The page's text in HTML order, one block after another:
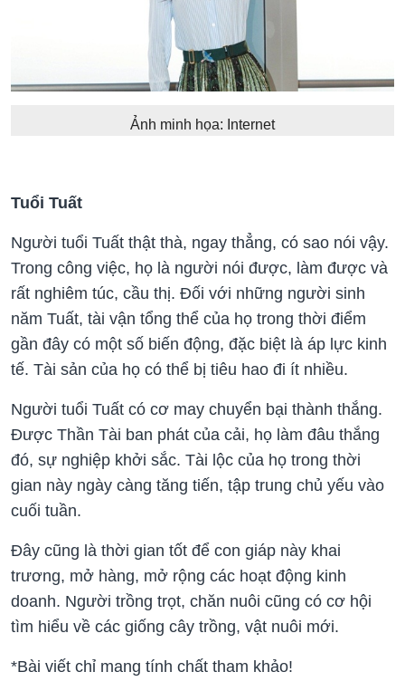
Ảnh minh họa: Internet
Tuổi Tuất
Người tuổi Tuất thật thà, ngay thẳng, có sao nói vậy.
Trong công việc, họ là người nói được, làm được và
rất nghiêm túc, cầu thị. Đối với những người sinh
năm Tuất, tài vận tổng thể của họ trong thời điểm
gần đây có một số biến động, đặc biệt là áp lực kinh
tế. Tài sản của họ có thể bị tiêu hao đi ít nhiều.
Người tuổi Tuất có cơ may chuyển bại thành thắng.
Được Thần Tài ban phát của cải, họ làm đâu thắng
đó, sự nghiệp khởi sắc. Tài lộc của họ trong thời
gian này ngày càng tăng tiến, tập trung chủ yếu vào
cuối tuần.
Đây cũng là thời gian tốt để con giáp này khai
trương, mở hàng, mở rộng các hoạt động kinh
doanh. Người trồng trọt, chăn nuôi cũng có cơ hội
tìm hiểu về các giống cây trồng, vật nuôi mới.
*Bài viết chỉ mang tính chất tham khảo!